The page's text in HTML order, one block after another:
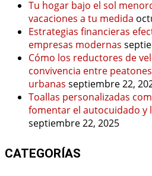
Tu hogar bajo el sol
vacaciones a tu medida
Estrategias financieras
empresas modernas
Cómo los reductores de
convivencia entre
urbanas septiembre 22,
Toallas personalizadas
fomentar el autocuidado y
septiembre 22, 2025
CATEGORÍAS